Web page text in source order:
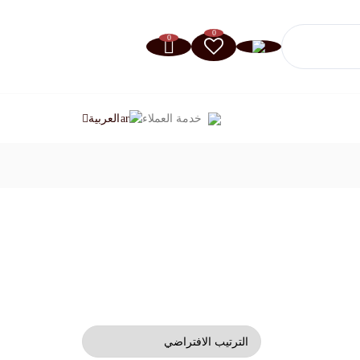
0
0
خدمة العملاء العربية